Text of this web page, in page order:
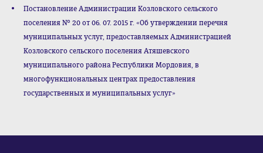
Постановление Администрации Козловского сельского
поселения № 20 от 06. 07. 2015 г. «Об утверждении перечня
муниципальных услуг, предоставляемых Администрацией
Козловского сельского поселения Атяшевского
муниципального района Республики Мордовия, в
многофункциональных центрах предоставления
государственных и муниципальных услуг»